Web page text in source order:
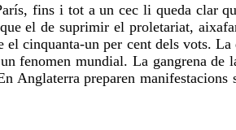
fins i tot a un cec li queda clar
el de suprimir el proletariat,
cinquanta-un per cent dels vots.
mundial. La gangrena de
preparen